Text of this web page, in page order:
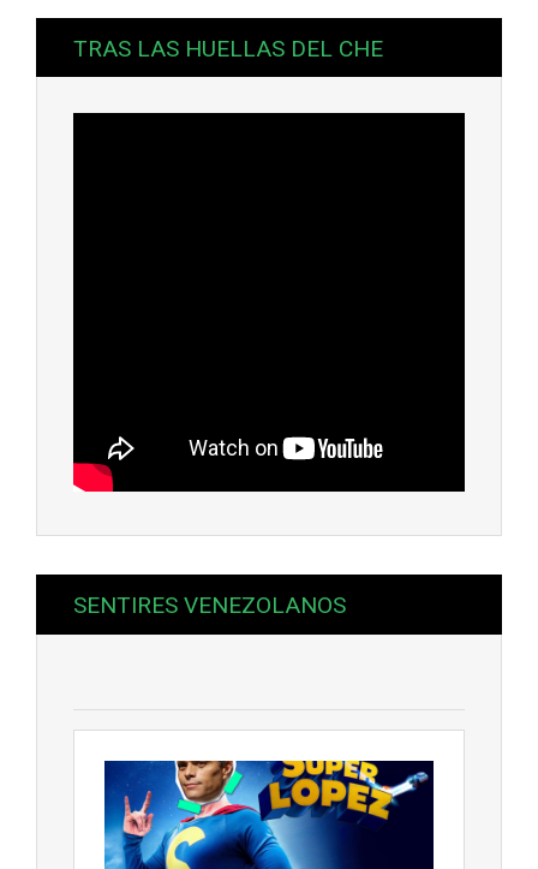
TRAS LAS HUELLAS DEL CHE
SENTIRES VENEZOLANOS